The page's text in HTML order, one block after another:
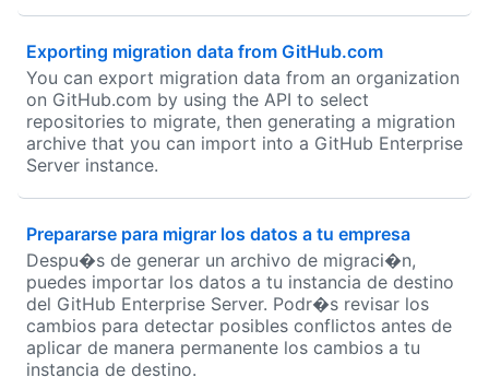
Exporting migration data from GitHub.com
You can export migration data from an organization
on GitHub.com by using the API to select
repositories to migrate, then generating a migration
archive that you can import into a GitHub Enterprise
Server instance.
Prepararse para migrar los datos a tu empresa
Despu�s de generar un archivo de migraci�n,
puedes importar los datos a tu instancia de destino
del GitHub Enterprise Server. Podr�s revisar los
cambios para detectar posibles conflictos antes de
aplicar de manera permanente los cambios a tu
instancia de destino.